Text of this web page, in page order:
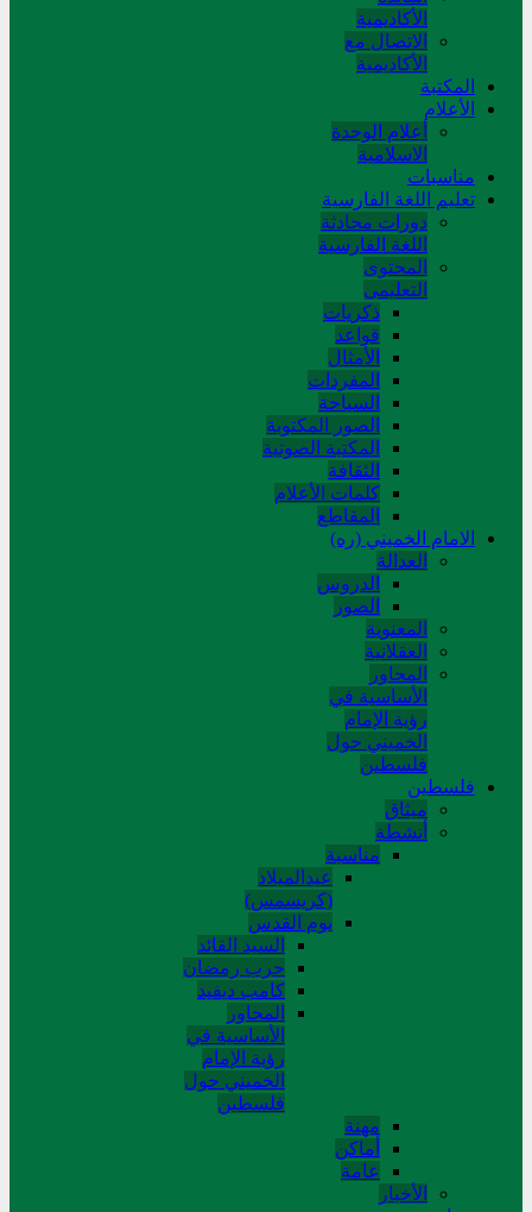
الأكاديمية
الاتصال مع
الأكاديمية
المکتبة
الأعلام
أعلام الوحدة
الاسلامية
مناسبات
تعلیم اللغة الفارسیة
دورات محادثة
اللغة الفارسیة
المحتوی
التعلیمی
ذکریات
قواعد
الأمثال
المفردات
السیاحة
الصور المکتوبة
المکتبة الصوتیة
الثقافة
کلمات الأعلام
المقاطع
الامام الخميني (ره)
العدالة
الدروس
الصور
المعنوية
العقلانية
المحاور
الأساسیة في
رؤیة الإمام
الخمیني حول
فلسطین
فلسطین
میثاق
أنشطة
مناسبة
عیدالمیلاد
(کریسمس)
یوم القدس
السید القائد
حرب رمضان
کامب دیفید
المحاور
الأساسية في
رؤية الإمام
الخميني حول
فلسطین
مهنة
أماکن
عامة
الأخبار